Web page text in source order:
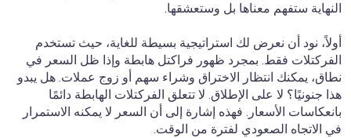
النهاية ستفهم معناها بل وستعشقها.
أولاً، نود أن نعرض لك استراتيجية بسيطة للغاية، حيث تستخدم
الفركتلات فقط. بمجرد ظهور فراكتل هابطة وإذا ظل السعر في
نطاق، يمكنك انتظار الاختراق وشراء سهم أو زوج عملات. هل يبدو
هذا جنونيًا؟ لا على الإطلاق. لا تتعلق الفركتلات الهابطة دائمًا
بانعكاسات الأسعار. فهذه إشارة إلى أن السعر لا يمكنه الاستمرار
في الاتجاه الصعودي لفترة من الوقت.